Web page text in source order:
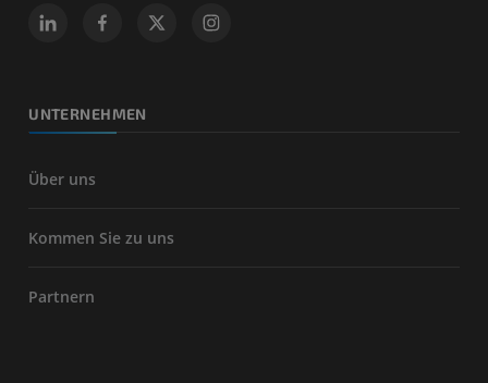
UNTERNEHMEN
Über uns
Kommen Sie zu uns
Partnern